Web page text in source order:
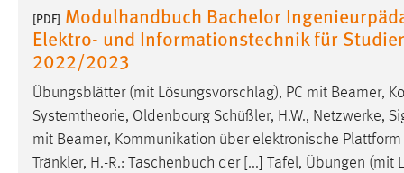
[PDF] Modulhandbuch Bachelor
Elektro- und Informationstechnik für
2022/2023
Übungsblätter (mit Lösungsvorschlag), PC mit Beamer,
Systemtheorie, Oldenbourg Schüßler, H.W., Netzwerke,
mit Beamer, Kommunikation über elektronische Plattform
Tränkler, H.-R.: Taschenbuch der [...] Tafel, Übungen